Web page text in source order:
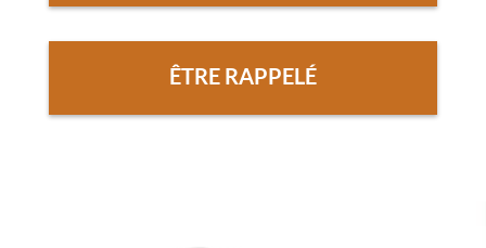
ÊTRE RAPPELÉ